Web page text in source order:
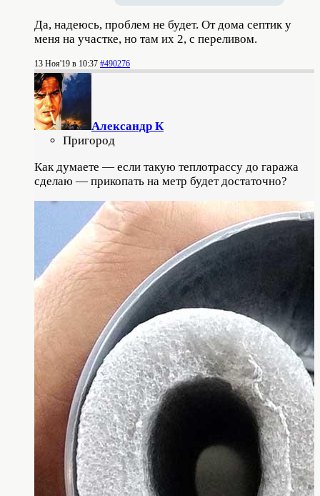
Да, надеюсь, проблем не будет. От дома септик у
меня на участке, но там их 2, с переливом.
13 Ноя'19 в 10:37 #490276
Александр К
Пригород
Как думаете — если такую теплотрассу до гаража
сделаю — прикопать на метр будет достаточно?